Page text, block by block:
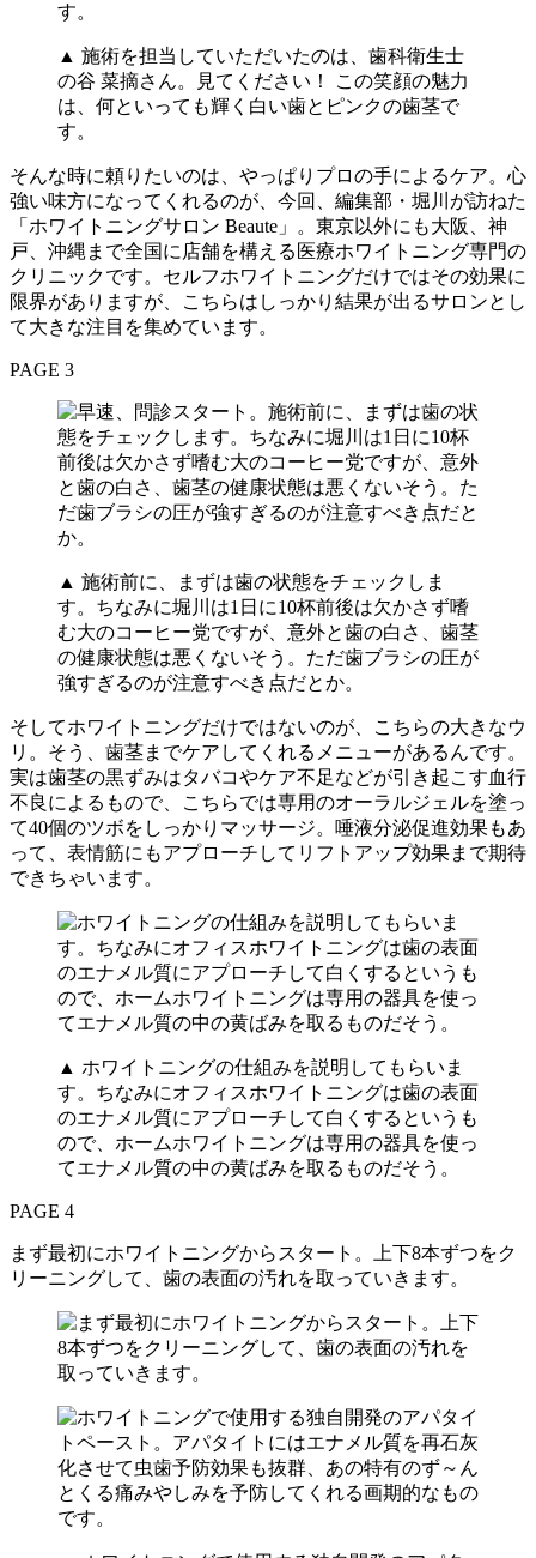
▲ 施術を担当していただいたのは、歯科衛生士
の谷 菜摘さん。見てください！ この笑顔の魅力
は、何といっても輝く白い歯とピンクの歯茎で
す。
そんな時に頼りたいのは、やっぱりプロの手によるケア。心
強い味方になってくれるのが、今回、編集部・堀川が訪ねた
「ホワイトニングサロン Beaute」。東京以外にも大阪、神
戸、沖縄まで全国に店舗を構える医療ホワイトニング専門の
クリニックです。セルフホワイトニングだけではその効果に
限界がありますが、こちらはしっかり結果が出るサロンとし
て大きな注目を集めています。
PAGE 3
▲ 施術前に、まずは歯の状態をチェックしま
す。ちなみに堀川は1日に10杯前後は欠かさず嗜
む大のコーヒー党ですが、意外と歯の白さ、歯茎
の健康状態は悪くないそう。ただ歯ブラシの圧が
強すぎるのが注意すべき点だとか。
そしてホワイトニングだけではないのが、こちらの大きなウ
リ。そう、歯茎までケアしてくれるメニューがあるんです。
実は歯茎の黒ずみはタバコやケア不足などが引き起こす血行
不良によるもので、こちらでは専用のオーラルジェルを塗っ
て40個のツボをしっかりマッサージ。唾液分泌促進効果もあ
って、表情筋にもアプローチしてリフトアップ効果まで期待
できちゃいます。
▲ ホワイトニングの仕組みを説明してもらいま
す。ちなみにオフィスホワイトニングは歯の表面
のエナメル質にアプローチして白くするというも
ので、ホームホワイトニングは専用の器具を使っ
てエナメル質の中の黄ばみを取るものだそう。
PAGE 4
まず最初にホワイトニングからスタート。上下8本ずつをク
リーニングして、歯の表面の汚れを取っていきます。